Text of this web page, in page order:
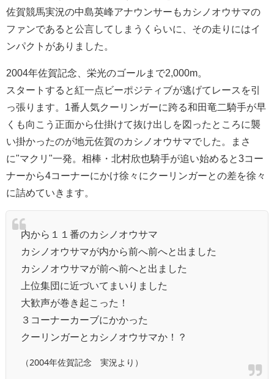
佐賀競馬実況の中島英峰アナウンサーもカシノオウサマの
ファンであると公言してしまうくらいに、その走りにはイ
ンパクトがありました。
2004年佐賀記念、栄光のゴールまで2,000m。
スタートすると紅一点ビーポジティブが逃げてレースを引
っ張ります。1番人気クーリンガーに跨る和田竜二騎手が早
くも向こう正面から仕掛けて抜け出しを図ったところに襲
い掛かったのが地元佐賀のカシノオウサマでした。まさ
に"マクリ"一発。相棒・北村欣也騎手が追い始めると3コー
ナーから4コーナーにかけ徐々にクーリンガーとの差を徐々
に詰めていきます。
内から１１番のカシノオウサマ
カシノオウサマが内から前へ前へと出ました
カシノオウサマが前へ前へと出ました
上位集団に近づいてまいりました
大歓声が巻き起こった！
３コーナーカーブにかかった
クーリンガーとカシノオウサマか！？
（2004年佐賀記念 実況より）